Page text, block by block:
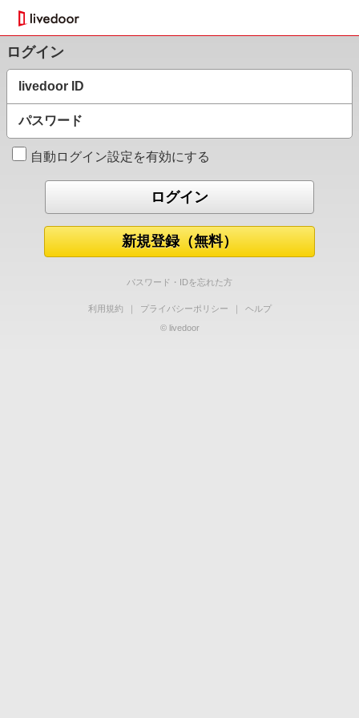
ログイン
livedoor ID
パスワード
自動ログイン設定を有効にする
新規登録（無料）
パスワード・IDを忘れた方
利用規約 ｜ プライバシーポリシー ｜
ヘルプ
© livedoor